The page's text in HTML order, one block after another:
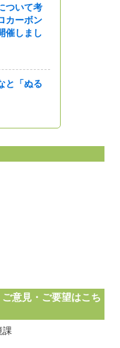
ついて考
カーボン
催しまし
と「ぬる
意見・ご要望はこち
課